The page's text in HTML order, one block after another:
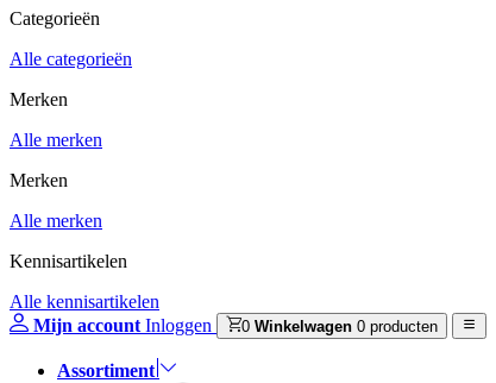
Categorieën
Alle categorieën
Merken
Alle merken
Merken
Alle merken
Kennisartikelen
Alle kennisartikelen
Mijn account Inloggen 0 Winkelwagen 0 producten
Assortiment